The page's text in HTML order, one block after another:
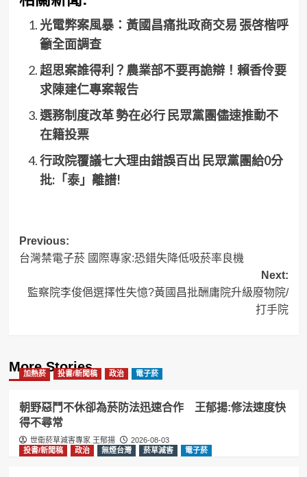
光電弊案風暴：黃國昌痛批政商交易 張啓楷呼
籲全面調查
超思案誰得利？農業部不要再詭辯！賴香伶要
求陳建仁專案報告
選務制度改革 勢在必行 民眾黨團儘速推動不
在籍投票
行政院覆議七大理由錯誤百出 民眾黨團給0分
批:「泰」離譜!
Post
navigation
Previous:
台灣禁電子菸 國際專家:恐錯失降低吸菸率良機
Next:
監察院李俊俋選擇性失憶?黃國昌批酬庸院升級廢物院/
打手院
More Stories
加熱菸 投書/新聞稿 政治 電子菸
朝野惡鬥不休卻為菸防法迅速合作 王郁揚:修法速度快
得不尋常
世衛菸草減害專家 王郁揚
2026-08-03
投書/新聞稿
政治 無煙台灣 菸草減害 電子菸